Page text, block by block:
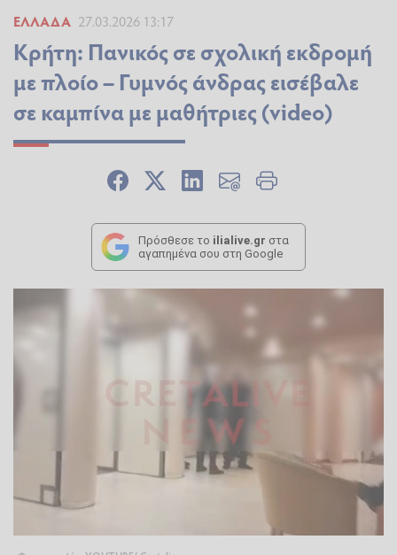
ΕΛΛΆΔΑ 27.03.2026 13:17
Κρήτη: Πανικός σε σχολική εκδρομή
με πλοίο – Γυμνός άνδρας εισέβαλε
σε καμπίνα με μαθήτριες (video)
Πρόσθεσε το ilialive.gr στα
αγαπημένα σου στη Google